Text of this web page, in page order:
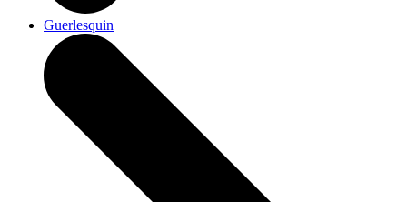
Guerlesquin